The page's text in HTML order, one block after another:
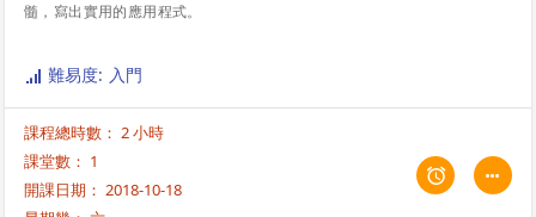
髓，寫出實用的應用程式。
難易度: 入門
課程總時數： 2 小時
課堂數： 1
開課日期： 2018-10-18